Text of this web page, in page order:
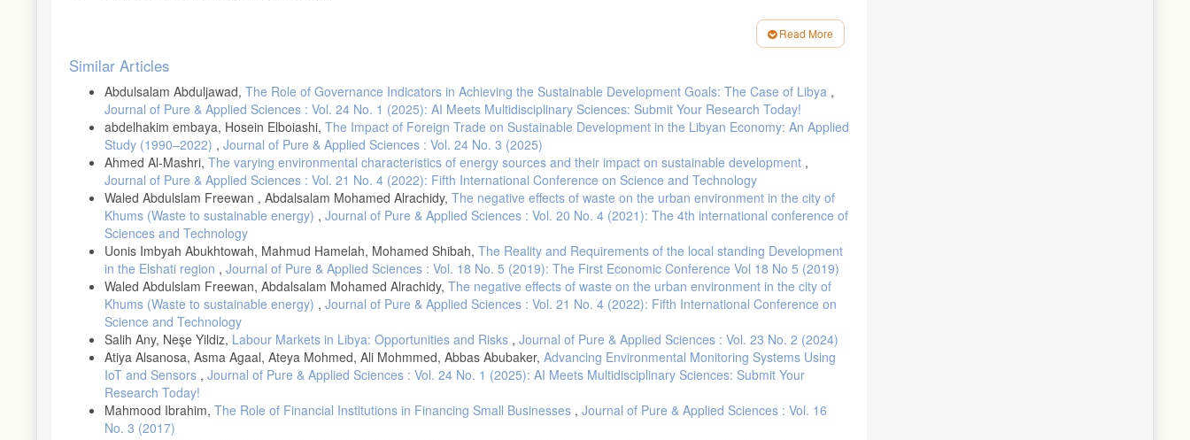
جبريل، عبد الرزاق.، وغلاء، أبو بكر.، ومهلهل، سمير. (2020). الصيرفة الخضراء مدخل للاستدامة البيئية: الوضع الحالي والدور في تحسين الأداء للمصارف الليبية.
10 نوفمبر 2020م.
الحاج، وفاء عمر. (2017). الإفصاح المحاسبي عن تقارير التنمية المستدامة وأثره على تقويم أداء المنشآت: دراسة تحليلية تطبيقية – دراسة ميدانية لشركات البترول
في السودان. أطروحة دكتوراه، جامعة النيلين، السودان.
أعمال الملتقى الوطني الأول: جودة الحياة والتنمية المستدامة في الجزائر – الأبعاد والتحديات، 313 – 326.
زحل، حافظ.، والشريف، عمر. (2018). أهمية التوجه نحو التمويل الإسلامي الأخضر (الصكوك الإسلامية الخضراء) لتعزيز التنمية المستدامة بالإشارة إلى حالة ماليزيا.
مجلة اقتصاد المال والأعمال، المجلد 3، العدد 2: ص 49 – 68.
ساسي، حازم. (2020). الدور المحتمل لصكوك SRI في تعزيز تحقيق أهداف التنمية المستدامة في ليبيا: ماليزيا كنموذج يقتدى به. أطروحة دكتوراه. الجامعة
السيد، مؤمن فرحات. (2016). تقييم أثر الإفصاح المحاسبي عن الأداء البيئي والمسؤولية الاجتماعية لدعم التنمية المستدامة في إشارة للمؤشر المصري: دراسة
ميدانية. مجلة الفكر المحاسبي، المجلد 20، العدد 4: ص 193 – 281.
Read More
Article
Details
Similar Articles
Abdulsalam Abduljawad, The Role of Governance Indicators in Achieving the Sustainable Development Goals: The Case of Libya ,
Journal of Pure & Applied Sciences : Vol. 24 No. 1 (2025): AI Meets Multidisciplinary Sciences: Submit Your Research Today!
abdelhakim embaya, Hosein Elboiashi, The Impact of Foreign Trade on Sustainable Development in the Libyan Economy: An Applied
Study (1990–2022) , Journal of Pure & Applied Sciences : Vol. 24 No. 3 (2025)
Ahmed Al-Mashri, The varying environmental characteristics of energy sources and their impact on sustainable development ,
Journal of Pure & Applied Sciences : Vol. 21 No. 4 (2022): Fifth International Conference on Science and Technology
Waled Abdulslam Freewan , Abdalsalam Mohamed Alrachidy, The negative effects of waste on the urban environment in the city of
Khums (Waste to sustainable energy) , Journal of Pure & Applied Sciences : Vol. 20 No. 4 (2021): The 4th international conference of
Sciences and Technology
Uonis Imbyah Abukhtowah, Mahmud Hamelah, Mohamed Shibah, The Reality and Requirements of the local standing Development
in the Elshati region , Journal of Pure & Applied Sciences : Vol. 18 No. 5 (2019): The First Economic Conference Vol 18 No 5 (2019)
Waled Abdulslam Freewan, Abdalsalam Mohamed Alrachidy, The negative effects of waste on the urban environment in the city of
Khums (Waste to sustainable energy) , Journal of Pure & Applied Sciences : Vol. 21 No. 4 (2022): Fifth International Conference on
Science and Technology
Salih Any, Neşe Yildiz, Labour Markets in Libya: Opportunities and Risks , Journal of Pure & Applied Sciences : Vol. 23 No. 2 (2024)
Atiya Alsanosa, Asma Agaal, Ateya Mohmed, Ali Mohmmed, Abbas Abubaker, Advancing Environmental Monitoring Systems Using
IoT and Sensors , Journal of Pure & Applied Sciences : Vol. 24 No. 1 (2025): AI Meets Multidisciplinary Sciences: Submit Your
Research Today!
Mahmood Ibrahim, The Role of Financial Institutions in Financing Small Businesses , Journal of Pure & Applied Sciences : Vol. 16
No. 3 (2017)